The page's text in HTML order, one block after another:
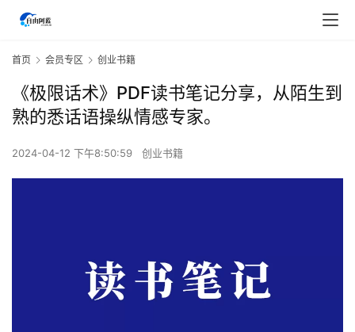
首页 会员专区 创业书籍
《极限话术》PDF读书笔记分享，从陌生到
熟的悉‬‎话语操纵情感专家。
2024-04-12 下午8:50:59 创业书籍